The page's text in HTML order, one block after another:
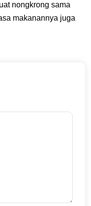
nongkrong sama
makanannya juga